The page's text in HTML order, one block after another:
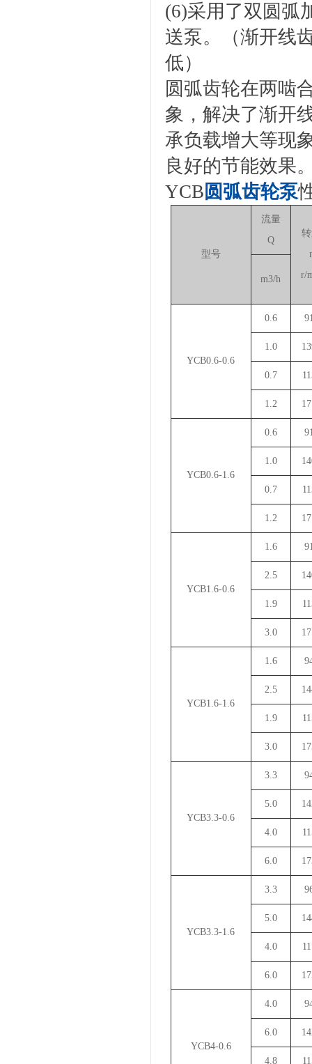
(6)采用了双圆弧
送泵。（渐开线
低）
圆弧齿轮在两啮
象，解决了渐开
承负载增大等现
良好的节能效果
YCB 圆弧齿轮泵
型号
流量
Q
r/
m3/h
YCB0.6-0.6
0.6
1.0
0.7
1.2
YCB0.6-1.6
0.6
1.0
0.7
1.2
YCB1.6-0.6
1.6
2.5
1.9
3.0
YCB1.6-1.6
1.6
2.5
1.9
3.0
YCB3.3-0.6
3.3
5.0
4.0
6.0
YCB3.3-1.6
3.3
5.0
4.0
6.0
YCB4-0.6
4.0
6.0
4.8